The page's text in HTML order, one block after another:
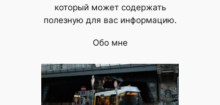
который может содержать
полезную для вас информацию.
Обо мне